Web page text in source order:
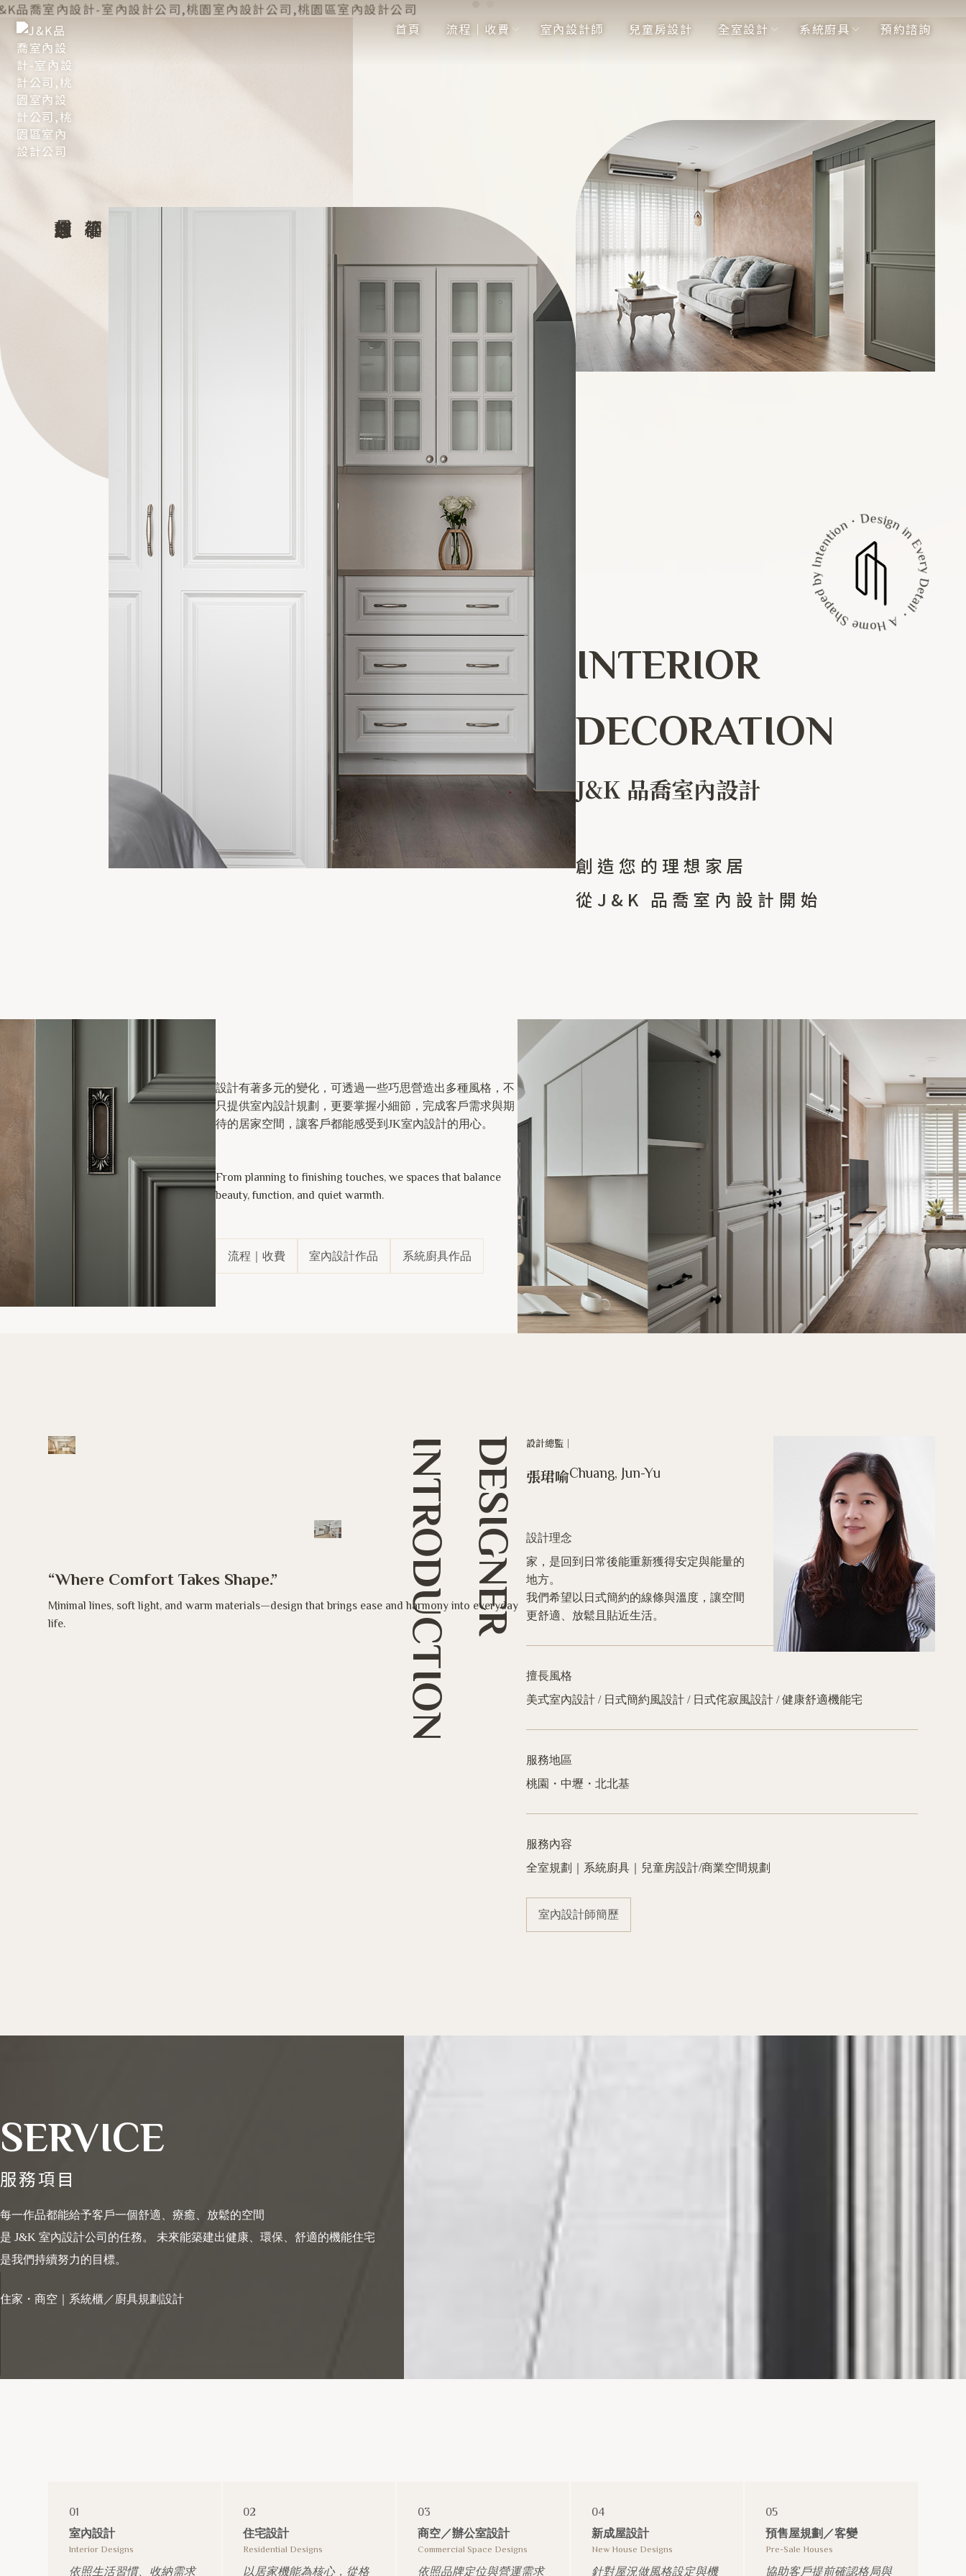
首頁
流程｜收費
室內設計師
兒童房設計
全室設計
系統廚具
預約諮詢
室內設計公司
室內設計公司推薦
桃園室內設計公司
桃園室內設計公司推薦
桃園區室內設計公司
INTERIOR
DECORATION
J&K 品喬室內設計
創造您的理想家居
從J&K 品喬室內設計開始
設計有著多元的變化，可透過一些巧思營造出多種風格，不
只提供室內設計規劃，更要掌握小細節，完成客戶需求與期
待的居家空間，讓客戶都能感受到JK室內設計的用心。
From planning to finishing touches, we spaces that balance
beauty, function, and quiet warmth.
流程｜收費 室內設計作品 系統廚具作品
DESIGNER
INTRODUCTION
“Where Comfort Takes Shape.”
Minimal lines, soft light, and warm materials—design that brings ease and harmony into everyday
life.
設計總監｜
張珺喻Chuang, Jun-Yu
設計理念
家，是回到日常後能重新獲得安定與能量的
地方。
我們希望以日式簡約的線條與溫度，讓空間
更舒適、放鬆且貼近生活。
擅長風格
美式室內設計 / 日式簡約風設計 / 日式侘寂風設計 / 健康舒適機能宅
服務地區
桃園・中壢・北北基
服務內容
全室規劃｜系統廚具｜兒童房設計/商業空間規劃
室內設計師簡歷
SERVICE
服務項目
每一作品都能給予客戶一個舒適、療癒、放鬆的空間
是 J&K 室內設計公司的任務。 未來能築建出健康、環保、舒適的機能住宅
是我們持續努力的目標。
住家・商空｜系統櫃／廚具規劃設計
01
室內設計
Interior Designs
依照生活習慣、收納需求
02
住宅設計
Residential Designs
以居家機能為核心，從格
03
商空／辦公室設計
Commercial Space Designs
依照品牌定位與營運需求
04
新成屋設計
New House Designs
針對屋況做風格設定與機
05
預售屋規劃／客變
Pre-Sale Houses
協助客戶提前確認格局與